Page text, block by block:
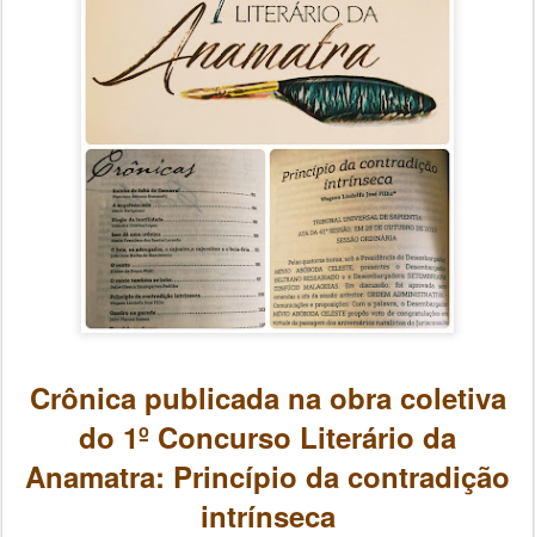
Crônica publicada na obra coletiva
do 1º Concurso Literário da
Anamatra: Princípio da contradição
intrínseca